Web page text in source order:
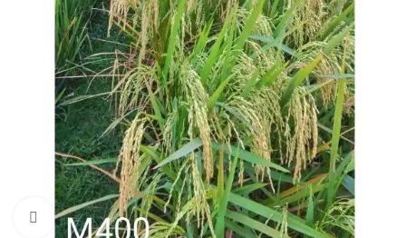
Click to enlarge